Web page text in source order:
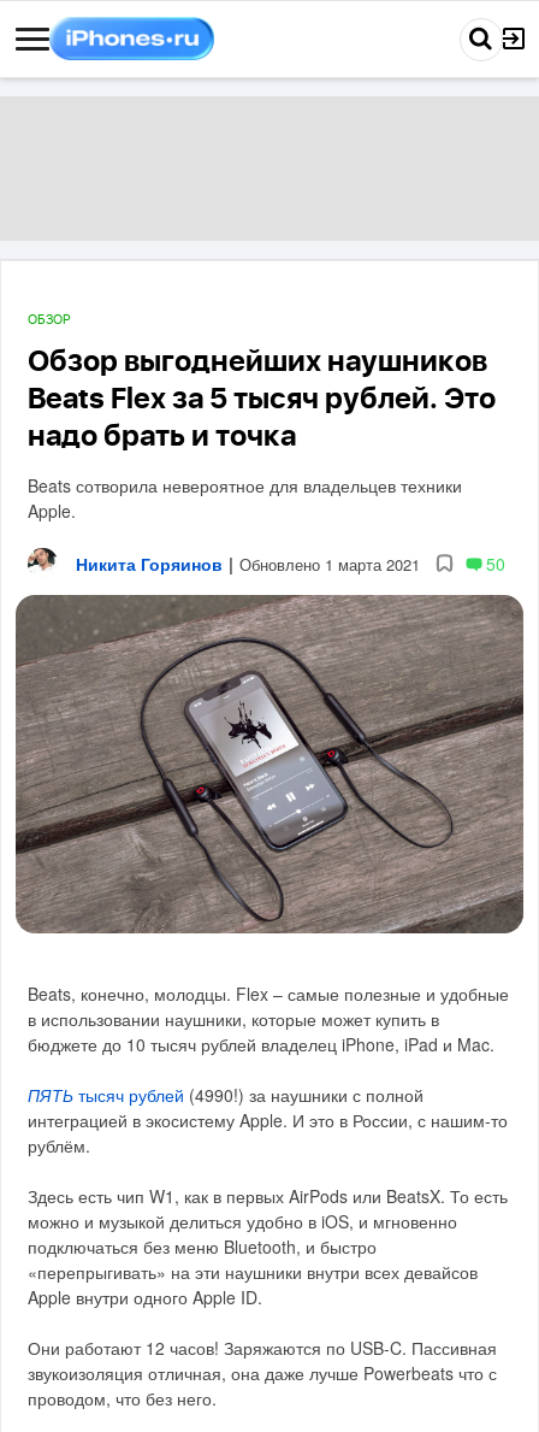
ОБЗОР
Обзор выгоднейших наушников
Beats Flex за 5 тысяч рублей. Это
надо брать и точка
Beats сотворила невероятное для владельцев техники
Apple.
Никита Горяинов | Обновлено 1 марта 2021 50
Beats, конечно, молодцы. Flex – самые полезные и удобные
в использовании наушники, которые может купить в
бюджете до 10 тысяч рублей владелец iPhone, iPad и Mac.
ПЯТЬ тысяч рублей (4990!) за наушники с полной
интеграцией в экосистему Apple. И это в России, с нашим-то
рублём.
Здесь есть чип W1, как в первых AirPods или BeatsX. То есть
можно и музыкой делиться удобно в iOS, и мгновенно
подключаться без меню Bluetooth, и быстро
«перепрыгивать» на эти наушники внутри всех девайсов
Apple внутри одного Apple ID.
Они работают 12 часов! Заряжаются по USB-C. Пассивная
звукоизоляция отличная, она даже лучше Powerbeats что с
проводом, что без него.